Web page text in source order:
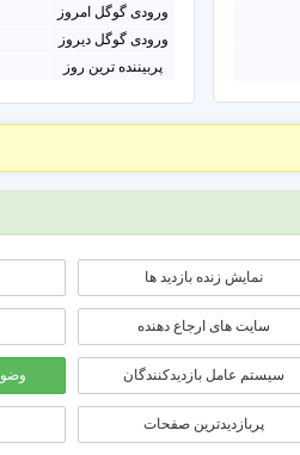
ورودی گوگل امروز
ورودی گوگل دیروز
پربیننده ترین روز
نمایش زنده بازدید ها
سایت های ارجاع دهنده
سیستم عامل بازدیدکنندگان
پربازدیدترین صفحات